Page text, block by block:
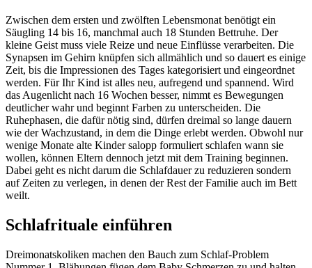
Zwischen dem ersten und zwölften Lebensmonat benötigt ein
Säugling 14 bis 16, manchmal auch 18 Stunden Bettruhe. Der
kleine Geist muss viele Reize und neue Einflüsse verarbeiten. Die
Synapsen im Gehirn knüpfen sich allmählich und so dauert es einige
Zeit, bis die Impressionen des Tages kategorisiert und eingeordnet
werden. Für Ihr Kind ist alles neu, aufregend und spannend. Wird
das Augenlicht nach 16 Wochen besser, nimmt es Bewegungen
deutlicher wahr und beginnt Farben zu unterscheiden. Die
Ruhephasen, die dafür nötig sind, dürfen dreimal so lange dauern
wie der Wachzustand, in dem die Dinge erlebt werden. Obwohl nur
wenige Monate alte Kinder salopp formuliert schlafen wann sie
wollen, können Eltern dennoch jetzt mit dem Training beginnen.
Dabei geht es nicht darum die Schlafdauer zu reduzieren sondern
auf Zeiten zu verlegen, in denen der Rest der Familie auch im Bett
weilt.
Schlafrituale einführen
Dreimonatskoliken machen den Bauch zum Schlaf-Problem